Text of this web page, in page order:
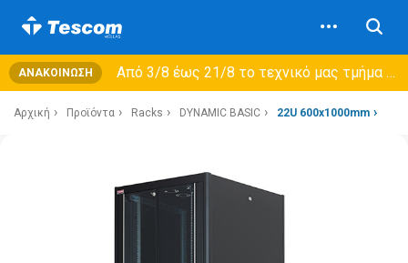
ΑΝΑΚΟΊΝΩΣΗ Από 3/8 έως 21/8 τo τεχνικό μας τμήμα θα εξυπηρετεί μόνο συμβόλαια συντήρησης και όχι νέες παραλαβές →
Αρχική Προϊόντα Racks DYNAMIC BASIC 22U 600x1000mm